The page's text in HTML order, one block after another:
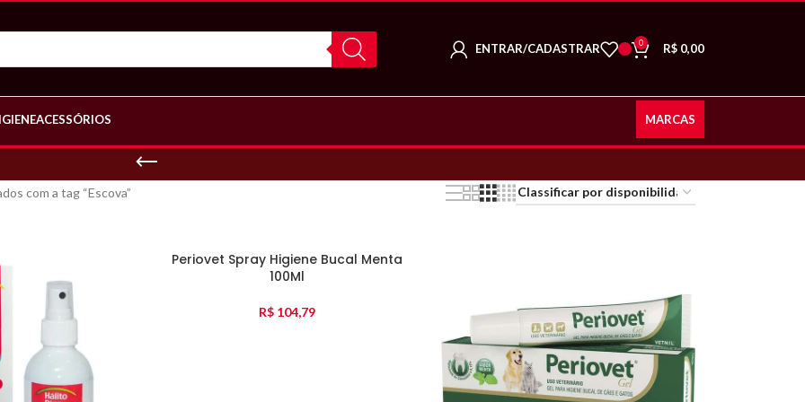
ENTRAR/CADASTRAR 0 R$ 0,00
ACESSÓRIOS MARCAS
com a tag “Escova”
Periovet Spray Higiene Bucal Menta
100Ml
R$104,79